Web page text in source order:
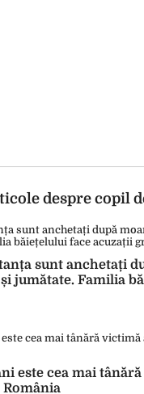
despre copil
sunt anchetați
jumătate. Familia
este cea mai